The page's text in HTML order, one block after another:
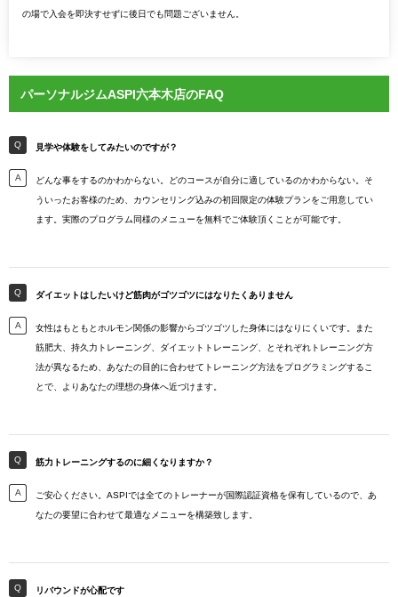
の場で入会を即決すせずに後日でも問題ございません。
パーソナルジムASPI六本木店のFAQ
見学や体験をしてみたいのですが？
どんな事をするのかわからない。どのコースが自分に適しているのかわからない。そ
ういったお客様のため、カウンセリング込みの初回限定の体験プランをご用意してい
ます。実際のプログラム同様のメニューを無料でご体験頂くことが可能です。
ダイエットはしたいけど筋肉がゴツゴツにはなりたくありません
女性はもともとホルモン関係の影響からゴツゴツした身体にはなりにくいです。また
筋肥大、持久力トレーニング、ダイエットトレーニング、とそれぞれトレーニング方
法が異なるため、あなたの目的に合わせてトレーニング方法をプログラミングするこ
とで、よりあなたの理想の身体へ近づけます。
筋力トレーニングするのに細くなりますか？
ご安心ください。ASPIでは全てのトレーナーが国際認証資格を保有しているので、あ
なたの要望に合わせて最適なメニューを構築致します。
リバウンドが心配です